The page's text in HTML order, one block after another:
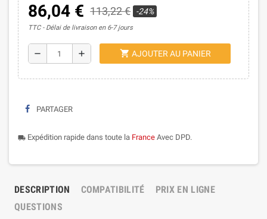
86,04 € 113,22 € -24%
TTC Délai de livraison en 6-7 jours
remove add shopping_cart AJOUTER AU PANIER
PARTAGER
local_shipping Expédition rapide dans toute la France Avec DPD.
DESCRIPTION COMPATIBILITÉ
PRIX EN LIGNE
QUESTIONS